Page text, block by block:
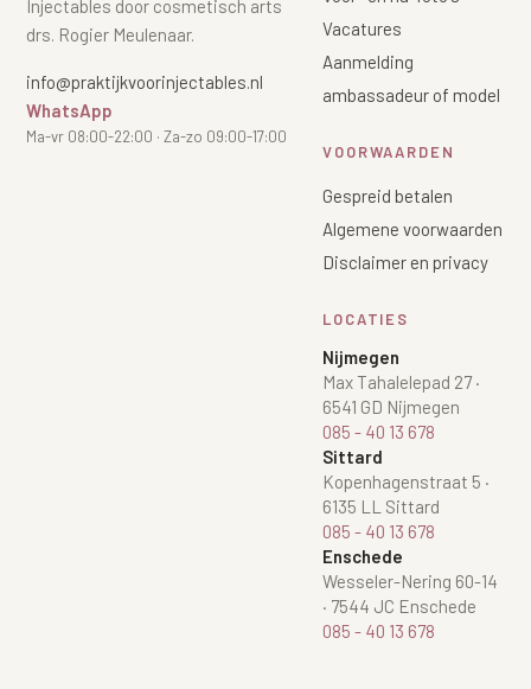
Overmatig zweten
Kaalheid en haarverlies
Bekijk alle zones →
RRS HA Eyes
Injectables door cosmetisch arts
drs. Rogier Meulenaar.
info@praktijkvoorinjectables.nl
WhatsApp
Ma-vr 08:00-22:00 · Za-zo 09:00-17:00
Vacatures
Aanmelding
ambassadeur of model
VOORWAARDEN
Gespreid betalen
Algemene voorwaarden
Disclaimer en privacy
LOCATIES
Nijmegen
Max Tahalelepad 27·
6541 GD Nijmegen
085 - 40 13 678
Sittard
Kopenhagenstraat 5 ·
6135 LL Sittard
085 - 40 13 678
Enschede
Wesseler-Nering 60-14
· 7544 JC Enschede
085 - 40 13 678